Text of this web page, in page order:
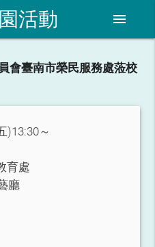
活動 menu
會臺南市榮民服務處蒞校
)13:30～
育處
廳